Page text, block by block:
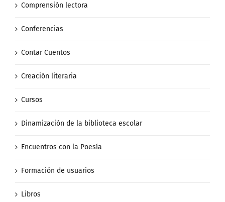
Comprensión lectora
Conferencias
Contar Cuentos
Creación literaria
Cursos
Dinamización de la biblioteca escolar
Encuentros con la Poesía
Formación de usuarios
Libros